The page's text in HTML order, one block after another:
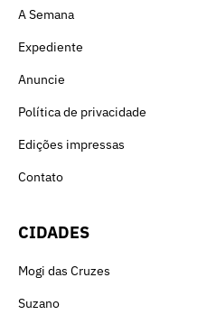
A Semana
Expediente
Anuncie
Política de privacidade
Edições impressas
Contato
CIDADES
Mogi das Cruzes
Suzano